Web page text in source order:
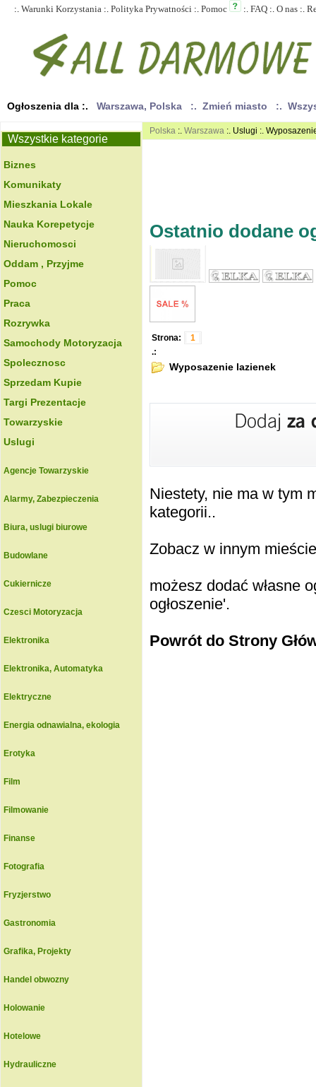
:. Warunki Korzystania :. Polityka Prywatności :. Pomoc :. FAQ :. O nas :.
Ogłoszenia dla :. Warszawa, Polska :. Zmień miasto :.
Wszystkie kategorie
Biznes
Komunikaty
Mieszkania Lokale
Nauka Korepetycje
Nieruchomosci
Oddam , Przyjme
Pomoc
Praca
Rozrywka
Samochody Motoryzacja
Spolecznosc
Sprzedam Kupie
Targi Prezentacje
Towarzyskie
Uslugi
Agencje Towarzyskie
Alarmy, Zabezpieczenia
Biura, uslugi biurowe
Budowlane
Cukiernicze
Czesci Motoryzacja
Elektronika
Elektronika, Automatyka
Elektryczne
Energia odnawialna, ekologia
Erotyka
Film
Filmowanie
Finanse
Fotografia
Fryzjerstwo
Gastronomia
Grafika, Projekty
Handel obwozny
Holowanie
Hotelowe
Hydrauliczne
Polska :. Warszawa :. Uslugi :.
Ostatnio dodane
Strona:
1
.:
Wyposazenie lazienek
Niestety, nie ma w tym
kategorii..
Zobacz w innym
możesz dodać własne
ogłoszenie'.
Powrót do Strony